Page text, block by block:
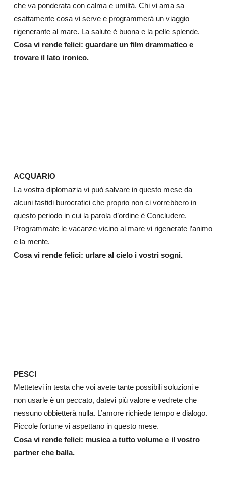
che va ponderata con calma e umiltà. Chi vi ama sa
esattamente cosa vi serve e programmerà un viaggio
rigenerante al mare. La salute è buona e la pelle splende.
Cosa vi rende felici: guardare un film drammatico e
trovare il lato ironico.
ACQUARIO
La vostra diplomazia vi può salvare in questo mese da
alcuni fastidi burocratici che proprio non ci vorrebbero in
questo periodo in cui la parola d’ordine è Concludere.
Programmate le vacanze vicino al mare vi rigenerate l’animo
e la mente.
Cosa vi rende felici: urlare al cielo i vostri sogni.
PESCI
Mettetevi in testa che voi avete tante possibili soluzioni e
non usarle è un peccato, datevi più valore e vedrete che
nessuno obbietterà nulla. L’amore richiede tempo e dialogo.
Piccole fortune vi aspettano in questo mese.
Cosa vi rende felici: musica a tutto volume e il vostro
partner che balla.